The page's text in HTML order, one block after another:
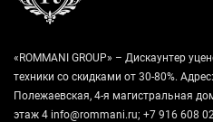
«ROMMANI GROUP» – Дискаунтер
техники со скидками от 30-80%.
Полежаевская, 4-я магистральная
этаж 4 info@rommani.ru; +7 916 608